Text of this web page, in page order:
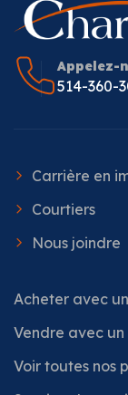
Appelez-
514-360-
Carrière en
Courtiers
Nous joindre
Acheter avec
Vendre avec
Voir toutes nos